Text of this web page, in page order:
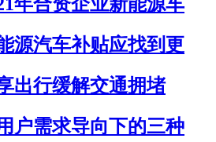
源汽车补贴应找到更
出行缓解交通拥堵
户需求导向下的三种